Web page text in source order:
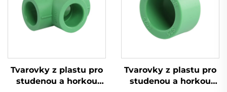
Tvarovky z plastu pro
studenou a horkou
Tvarovky z plastu pro
studenou a horkou